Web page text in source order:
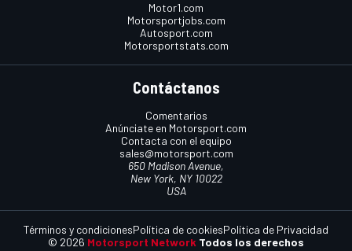
Motor1.com
Motorsportjobs.com
Autosport.com
Motorsportstats.com
Contáctanos
Comentarios
Anúnciate en Motorsport.com
Contacta con el equipo
sales@motorsport.com
650 Madison Avenue,
New York, NY 10022
USA
© 2026 Motorsport Network Todos los derechos
Términos y condicionesPolítica de cookiesPolítica de Privacidad